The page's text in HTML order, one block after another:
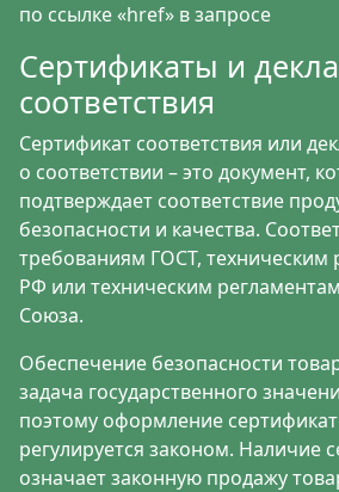
по ссылке «href» взапросе
Сертификаты и
соответствия
Сертификат соответствия или
о соответствии – это документ,
подтверждает соответствие
безопасности и качества.
требованиям ГОСТ, техническим
РФ или техническим
Союза.
Обеспечение безопасности
задача государственного
поэтому оформление
регулируется законом. Наличие
означает законную продажу